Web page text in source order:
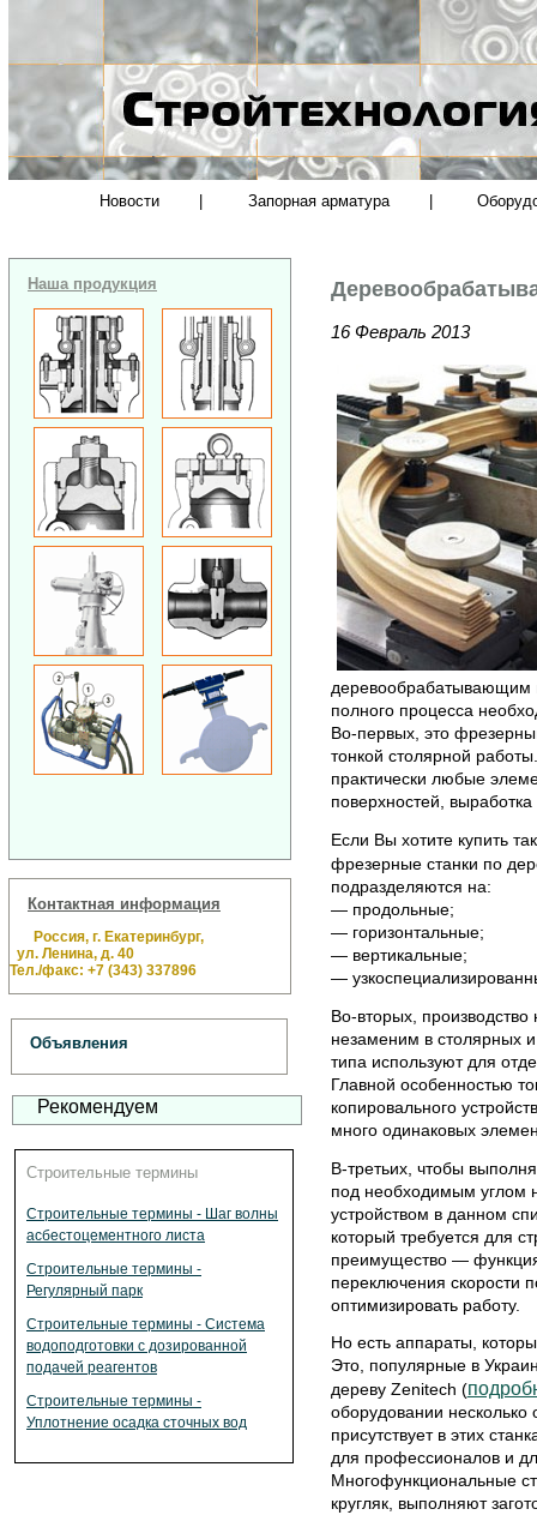
Новости Запорная арматура
Наша продукция
Контактная информация
Россия, г. Екатеринбург,
ул. Ленина, д. 40
Тел./факс: +7 (343) 337896
Объявления
Рекомендуем
Строительные термины
Строительные термины - Шаг волны
асбестоцементного листа
Строительные термины -
Регулярный парк
Строительные термины - Система
водоподготовки с дозированной
подачей реагентов
Строительные термины -
Уплотнение осадка сточных вод
16 Февраль 2013
деревообрабатывающим
полного процесса
Во-первых, это
тонкой столярной
практически любые
поверхностей,
Если Вы хотите купить
фрезерные станки по
подразделяются на:
— продольные;
— горизонтальные;
— вертикальные;
—
Во-вторых, производство
незаменим в столярных
типа используют для
Главной особенностью
копировального
много одинаковых
В-третьих, чтобы
под необходимым углом
устройством в данном
который требуется для
преимущество —
переключения скорости
оптимизировать работу.
Но есть аппараты,
Это, популярные в
дереву Zenitech (
оборудовании несколько
присутствует в этих
для профессионалов и
Многофункциональные
кругляк, выполняют